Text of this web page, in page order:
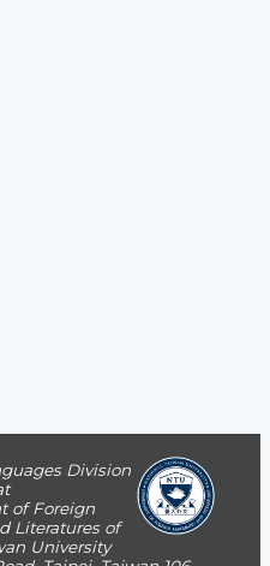
Division
of Foreign
Literatures of
University